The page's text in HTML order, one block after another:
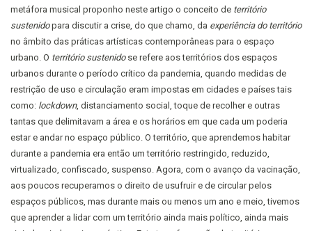
metáfora musical proponho neste artigo o conceito de território
sustenidopara discutir a crise, do que chamo, da experiência do território
no âmbito das práticas artísticas contemporâneas para o espaço
urbano. O território sustenido se refere aos territórios dos espaços
urbanos durante o período crítico da pandemia, quando medidas de
restrição de uso e circulação eram impostas em cidades e países tais
como: lockdown, distanciamento social, toque de recolher e outras
tantas que delimitavam a área e os horários em que cada um poderia
estar e andar no espaço público. O território, que aprendemos habitar
durante a pandemia era então um território restringido, reduzido,
virtualizado, confiscado, suspenso. Agora, com o avanço da vacinação,
aos poucos recuperamos o direito de usufruir e de circular pelos
espaços públicos, mas durante mais ou menos um ano e meio, tivemos
que aprender a lidar com um território ainda mais político, ainda mais